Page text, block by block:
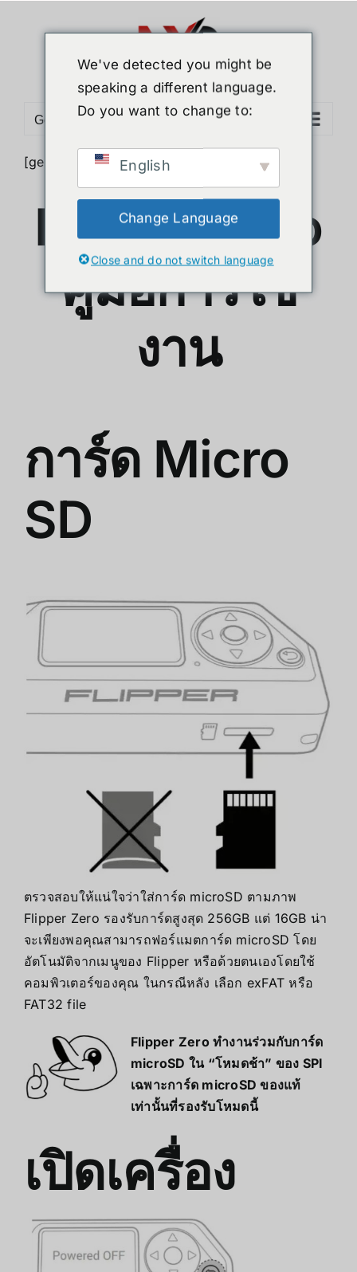
Go to...
[geoip country=”TH”]
Flipper Zero
คู่มือการใช้
งาน
การ์ด Micro
SD
ตรวจสอบให้แน่ใจว่าใส่การ์ด microSD ตามภาพ
Flipper Zero รองรับการ์ดสูงสุด 256GB แต่ 16GB น่า
จะเพียงพอคุณสามารถฟอร์แมตการ์ด microSD โดย
อัตโนมัติจากเมนูของ Flipper หรือด้วยตนเองโดยใช้
คอมพิวเตอร์ของคุณ ในกรณีหลัง เลือก exFAT หรือ
FAT32 file
Flipper Zero ทำงานร่วมกับการ์ด
microSD ใน “โหมดช้า” ของ SPI
เฉพาะการ์ด microSD ของแท้
เท่านั้นที่รองรับโหมดนี้
เปิดเครื่อง
We've detected you might be
speaking a different language.
Do you want to change to:
English
Change Language
Close and do not switch language